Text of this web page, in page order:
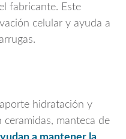
fabricante. Este
celular y ayuda a
hidratación y
manteca de